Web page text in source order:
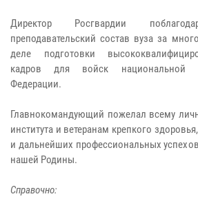
Директор Росгвардии
преподавательский состав вуза за
деле подготовки
кадров для войск национальной
Федерации.
Главнокомандующий пожелал всему
института и ветеранам крепкого
и дальнейших профессиональных
нашей Родины.
Справочно: